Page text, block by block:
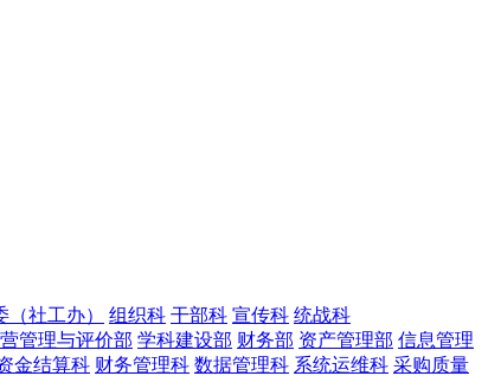
（社工办） 组织科 干部科 宣传科 统战科
管理与评价部 学科建设部 财务部 资产管理部 信息管理
金结算科 财务管理科 数据管理科 系统运维科 采购质量